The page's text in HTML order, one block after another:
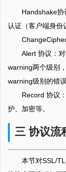
Handshake
认证（客户端身份
Alert 协议：
warning两个级别
warning级别的错
Record 协议
护、加密等。
三 协议流
本节对SSL/